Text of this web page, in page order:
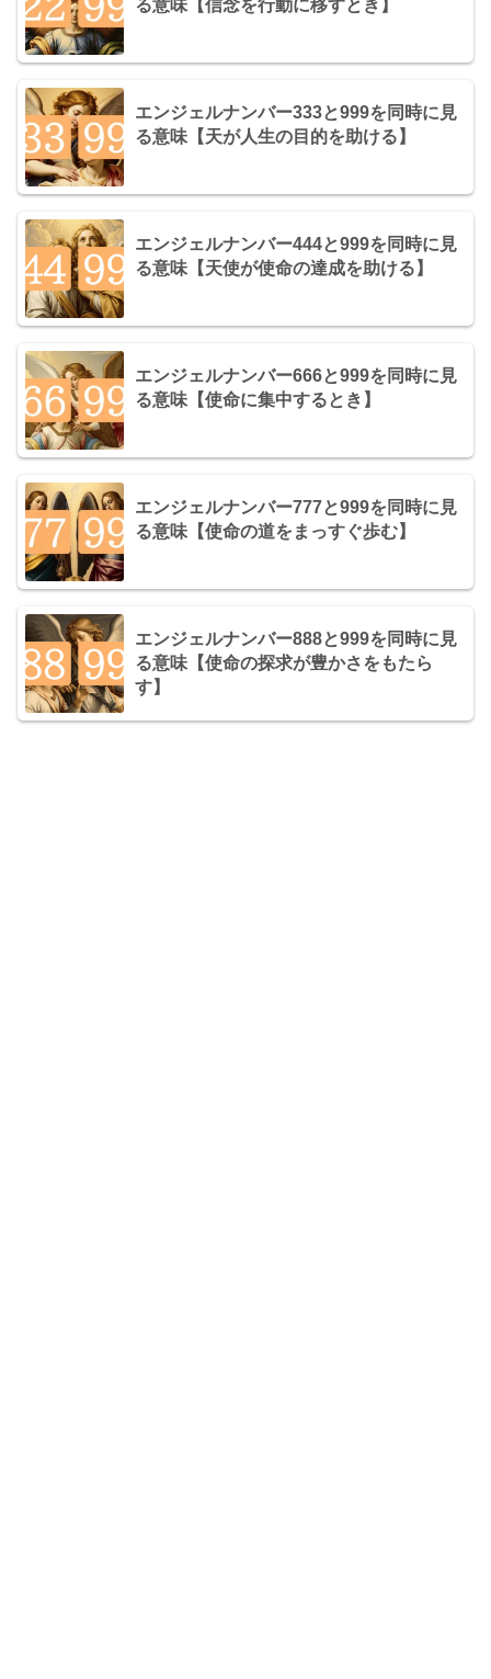
る意味【信念を行動に移すとき】
エンジェルナンバー333と999を同時に見
る意味【天が人生の目的を助ける】
エンジェルナンバー444と999を同時に見
る意味【天使が使命の達成を助ける】
エンジェルナンバー666と999を同時に見
る意味【使命に集中するとき】
エンジェルナンバー777と999を同時に見
る意味【使命の道をまっすぐ歩む】
エンジェルナンバー888と999を同時に見
る意味【使命の探求が豊かさをもたら
す】